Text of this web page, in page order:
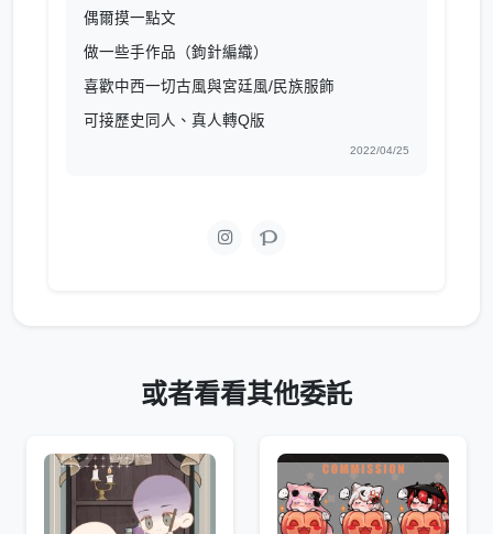
偶爾摸一點文
做一些手作品（鉤針編織）
喜歡中西一切古風與宮廷風/民族服飾
可接歷史同人、真人轉Q版
2022/04/25
或者看看其他委託